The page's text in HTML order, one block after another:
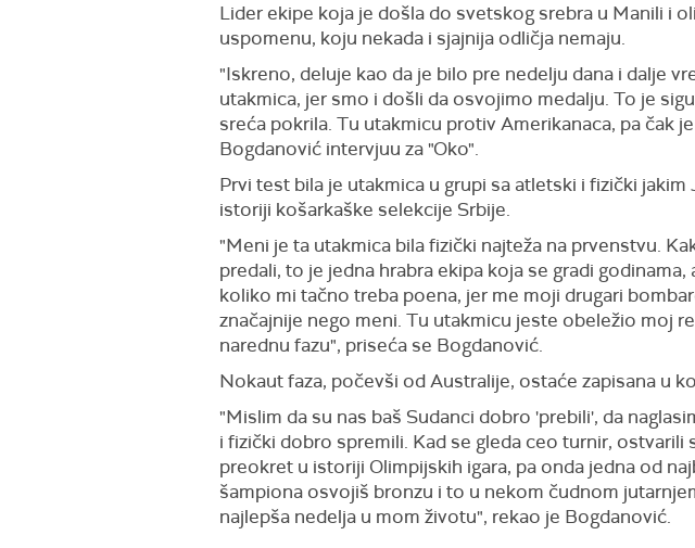
Lider ekipe koja je došla do svetskog srebra u Manili i
uspomenu, koju nekada i sjajnija odličja nemaju.
"Iskreno, deluje kao da je bilo pre nedelju dana i dalje
utakmica, jer smo i došli da osvojimo medalju. To je
sreća pokrila. Tu utakmicu protiv Amerikanaca, pa čak
Bogdanović intervjuu za "Oko".
Prvi test bila je utakmica u grupi sa atletski i fizički
istoriji košarkaške selekcije Srbije.
"Meni je ta utakmica bila fizički najteža na prvenstvu.
predali, to je jedna hrabra ekipa koja se gradi
koliko mi tačno treba poena, jer me moji drugari
značajnije nego meni. Tu utakmicu jeste obeležio moj
narednu fazu", priseća se Bogdanović.
Nokaut faza, počevši od Australije, ostaće zapisana u
"Mislim da su nas baš Sudanci dobro 'prebili', da
i fizički dobro spremili. Kad se gleda ceo turnir,
preokret u istoriji Olimpijskih igara, pa onda jedna od
šampiona osvojiš bronzu i to u nekom čudnom
najlepša nedelja u mom životu", rekao je Bogdanović.